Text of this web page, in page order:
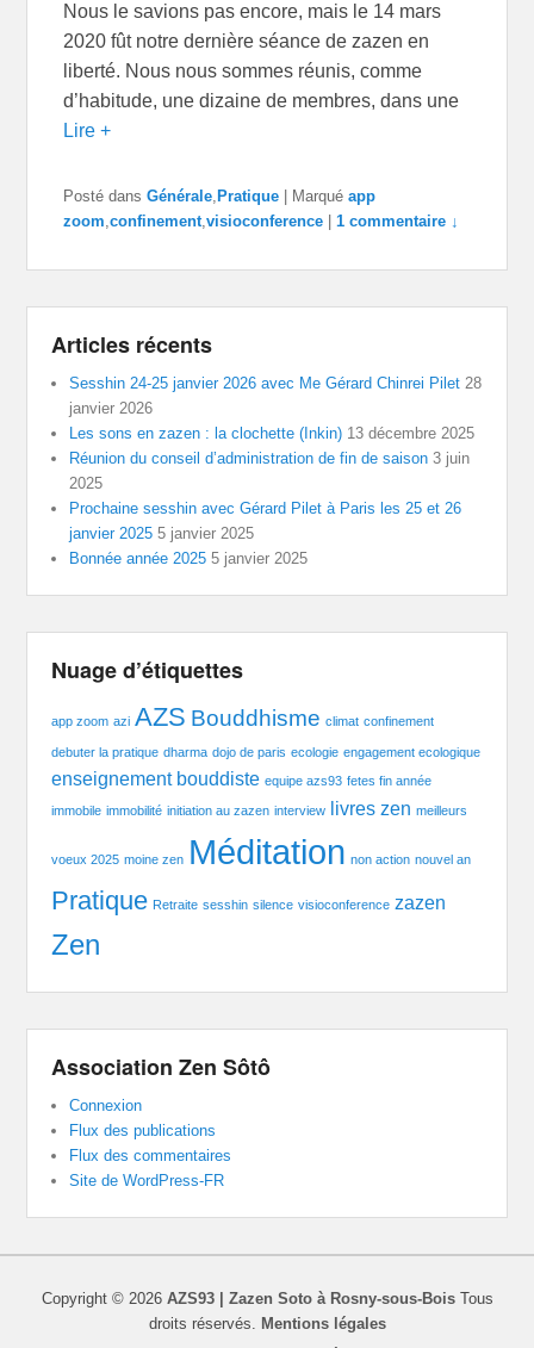
Nous le savions pas encore, mais le 14 mars
2020 fût notre dernière séance de zazen en
liberté. Nous nous sommes réunis, comme
d’habitude, une dizaine de membres, dans une
Lire +
Posté dans Générale, Pratique Marqué app
zoom,confinement,visioconference |1 commentaire ↓
Articles récents
Sesshin 24-25 janvier 2026 avec Me Gérard Chinrei Pilet 28
janvier 2026
Les sons en zazen : la clochette (Inkin) 13 décembre 2025
Réunion du conseil d’administration de fin de saison 3 juin
2025
Prochaine sesshin avec Gérard Pilet à Paris les 25 et 26
janvier 2025 5 janvier 2025
Bonnée année 2025 5 janvier 2025
Nuage d’étiquettes
app zoom azi AZS Bouddhisme climat confinement
debuter la pratique dharma dojo de paris ecologie engagement ecologique
enseignement bouddiste equipe azs93 fetes fin année
immobile immobilité initiation au zazen interview livres zen meilleurs
voeux 2025 moine zen Méditation non action nouvel an
Pratique Retraite sesshin silence visioconference zazen
Zen
Association Zen Sôtô
Connexion
Flux des publications
Flux des commentaires
Site de WordPress-FR
Copyright © 2026 AZS93 | Zazen Soto à Rosny-sous-BoisTous
droits réservés. Mentions légales